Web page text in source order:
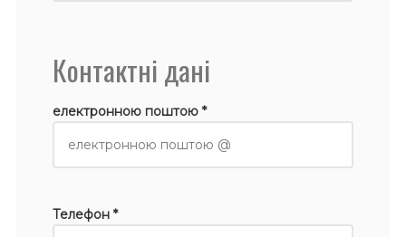
Контактні дані
електронною поштою *
Телефон *